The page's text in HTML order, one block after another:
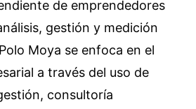
de emprendedores
gestión y medición
Moya se enfoca en el
a través del uso de
consultoría